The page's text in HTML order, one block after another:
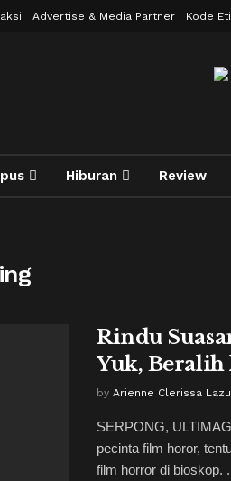
Advertise & Media Partner Kode
Hiburan Review
Rindu
Yuk, Beralih
by Arienne Clerissa
SERPONG,
pecinta film horor,
film horror di bioskop.